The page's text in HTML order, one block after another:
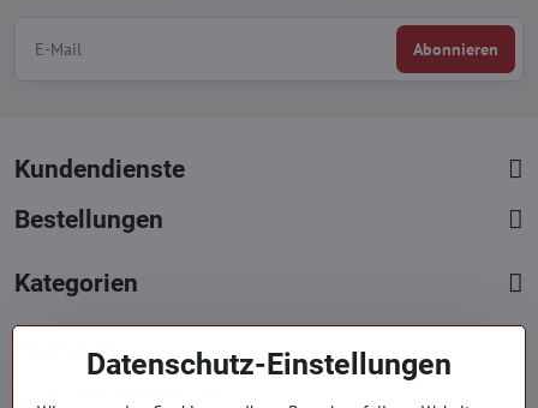
Abonnieren
Kundendienste
Bestellungen
Kategorien
KontakteDatenschutz-Einstellungen